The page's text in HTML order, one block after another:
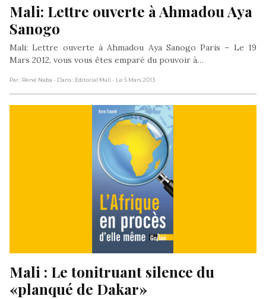
Mali: Lettre ouverte à Ahmadou Aya
Sanogo
Mali: Lettre ouverte à Ahmadou Aya Sanogo Paris – Le 19
Mars 2012, vous vous êtes emparé du pouvoir à…
Par : René Naba - Dans : Editorial Mali - Le 5 Mars 2013
Mali : Le tonitruant silence du
«planqué de Dakar»